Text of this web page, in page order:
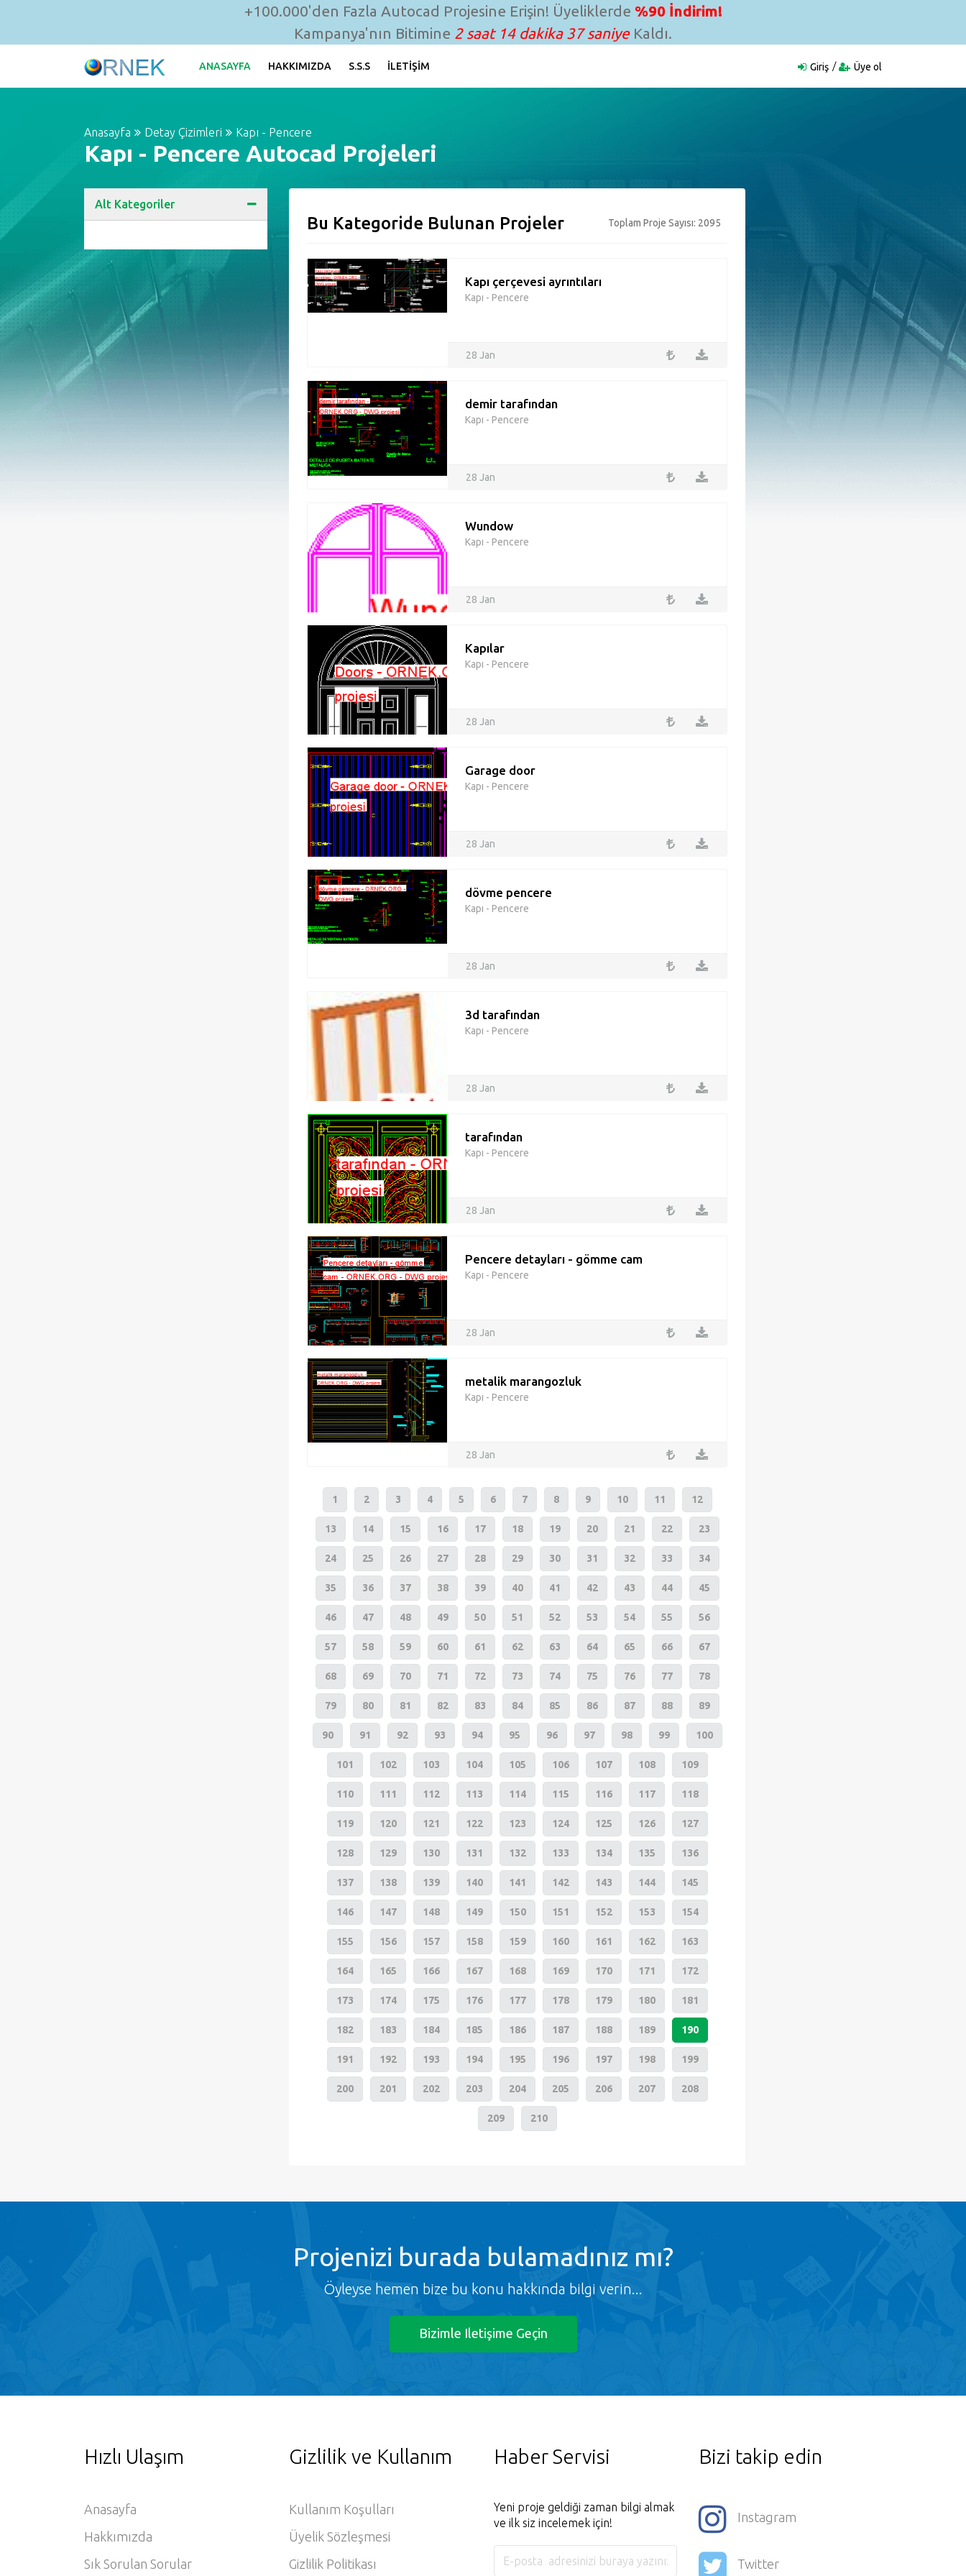
+100.000'den Fazla Autocad Projesine Erişin! Üyeliklerde %90 İndirim!
Kampanya'nın Bitimine 2 saat 14 dakika 36 saniyeKaldı.
ANASAYFA HAKKIMIZDA S.S.S İLETIŞIM Giriş Üye ol
Anasayfa Detay Çizimleri Kapı - Pencere
Kapı - Pencere Autocad Projeleri
Alt Kategoriler
Bu Kategoride Bulunan Projeler Toplam Proje Sayısı: 2095
Kapı çerçevesi ayrıntıları
Kapı - Pencere
28 Jan
demir tarafından
Kapı - Pencere
28 Jan
Wundow
Kapı - Pencere
28 Jan
Kapılar
Kapı - Pencere
28 Jan
Garage door
Kapı - Pencere
28 Jan
dövme pencere
Kapı - Pencere
28 Jan
3d tarafından
Kapı - Pencere
28 Jan
tarafından
Kapı - Pencere
28 Jan
Pencere detayları - gömme cam
Kapı - Pencere
28 Jan
metalik marangozluk
Kapı - Pencere
28 Jan
1 2 3 4 5 6 7 8 9 10 11 12
13 14 15 16 17 18 19 20 21 22 23
24 25 26 27 28 29 30 31 32 33 34
35 36 37 38 39 40 41 42 43 44 45
46 47 48 49 50 51 52 53 54 55 56
57 58 59 60 61 62 63 64 65 66 67
68 69 70 71 72 73 74 75 76 77 78
79 80 81 82 83 84 85 86 87 88 89
90 91 92 93 94 95 96 97 98 99 100
101 102 103 104 105 106 107 108 109
110 111 112 113 114 115 116 117 118
119 120 121 122 123 124 125 126 127
128 129 130 131 132 133 134 135 136
137 138 139 140 141 142 143 144 145
146 147 148 149 150 151 152 153 154
155 156 157 158 159 160 161 162 163
164 165 166 167 168 169 170 171 172
173 174 175 176 177 178 179 180 181
182 183 184 185 186 187 188 189 190
191 192 193 194 195 196 197 198 199
200 201 202 203 204 205 206 207 208
209 210
Projenizi burada bulamadınız mı?
Öyleyse hemen bize bu konu hakkında bilgi verin...
Bizimle Iletişime Geçin
Hızlı Ulaşım
Anasayfa
Hakkımızda
Sık Sorulan Sorular
Gizlilik ve Kullanım
Kullanım Koşulları
Üyelik Sözleşmesi
Gizlilik Politikası
Haber Servisi
Yeni proje geldiği zaman bilgi almak
ve ilk siz incelemek için!
Bizi takip edin
Instagram
Twitter